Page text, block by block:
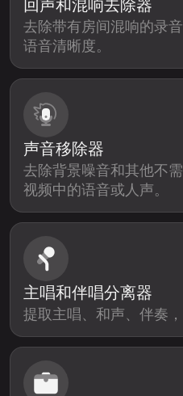
声音移除器
去除背景噪音和其他不
视频中的语音或人声。
回声和混响去除器
去除带有房间混响的录
语音清晰度。
主唱和伴唱分离器
提取主唱、和声、伴奏